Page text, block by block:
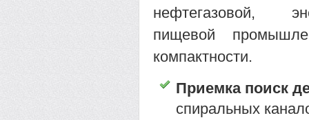
нефтегазовой,
пищевой
компактности.
Приемка поиск
спиральных